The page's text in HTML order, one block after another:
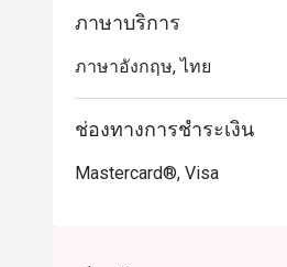
ภาษาบริการ
ภาษาอังกฤษ, ไทย
ช่องทางการชำระเงิน
Mastercard®, Visa